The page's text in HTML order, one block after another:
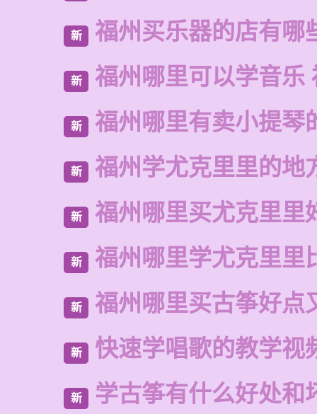
新 福州买乐器的店有哪
新 福州哪里可以学音乐
新 福州哪里有卖小提琴
新 福州学尤克里里的地
新 福州哪里买尤克里里
新 福州哪里学尤克里里
新 福州哪里买古筝好点
新 快速学唱歌的教学视
新 学古筝有什么好处和